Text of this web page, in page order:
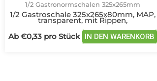
1/2 Gastronormschalen 325x265mm
1/2 Gastroschale 325x265x80mm, MAP,
transparent, mit Rippen,
Ab€0,33pro Stück IN DEN WARENKORB